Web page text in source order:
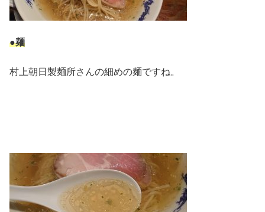
●麺
村上朝日製麺所さんの細めの麺ですね。